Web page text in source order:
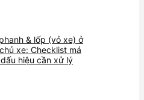
& lốp (vỏ xe) ở
xe: Checklist má
hiệu cần xử lý